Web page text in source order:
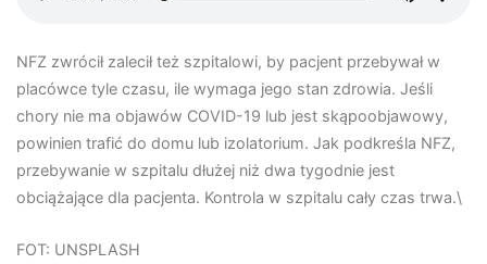
NFZ zwrócił zalecił też szpitalowi, by pacjent przebywał w
placówce tyle czasu, ile wymaga jego stan zdrowia. Jeśli
chory nie ma objawów COVID-19 lub jest skąpoobjawowy,
powinien trafić do domu lub izolatorium. Jak podkreśla NFZ,
przebywanie w szpitalu dłużej niż dwa tygodnie jest
obciążające dla pacjenta. Kontrola w szpitalu cały czas trwa.\
FOT: UNSPLASH